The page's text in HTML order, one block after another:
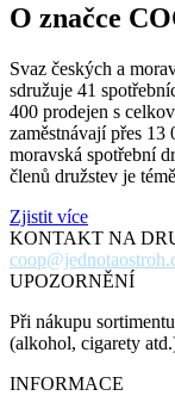
O značce
Svaz českých a
sdružuje 41
400 prodejen s
zaměstnávají přes
moravská spotřební
členů družstev je
Zjistit více
KONTAKT NA
UPOZORNĚNÍ
Při nákupu
(alkohol, cigarety
INFORMACE